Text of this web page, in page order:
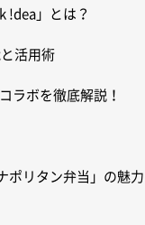
!dea」とは？
活用術
ラボを徹底解説！
ポリタン弁当」の魅力